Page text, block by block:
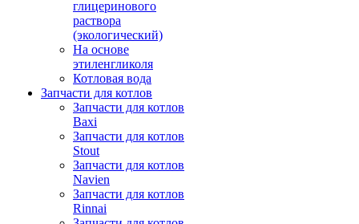
глицеринового
раствора
(экологический)
На основе
этиленгликоля
Котловая вода
Запчасти для котлов
Запчасти для котлов
Baxi
Запчасти для котлов
Stout
Запчасти для котлов
Navien
Запчасти для котлов
Rinnai